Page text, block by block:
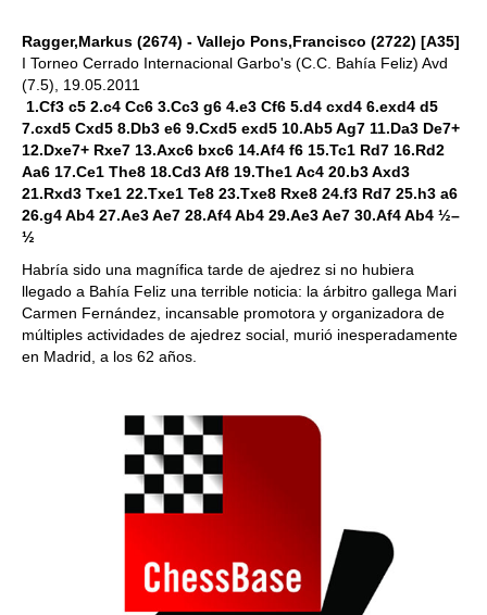
Ragger,Markus (2674) - Vallejo Pons,Francisco (2722) [A35]
I Torneo Cerrado Internacional Garbo's (C.C. Bahía Feliz) Avd
(7.5), 19.05.2011
1.Cf3 c5 2.c4 Cc6 3.Cc3 g6 4.e3 Cf6 5.d4 cxd4 6.exd4 d5
7.cxd5 Cxd5 8.Db3 e6 9.Cxd5 exd5 10.Ab5 Ag7 11.Da3 De7+
12.Dxe7+ Rxe7 13.Axc6 bxc6 14.Af4 f6 15.Tc1 Rd7 16.Rd2
Aa6 17.Ce1 The8 18.Cd3 Af8 19.The1 Ac4 20.b3 Axd3
21.Rxd3 Txe1 22.Txe1 Te8 23.Txe8 Rxe8 24.f3 Rd7 25.h3 a6
26.g4 Ab4 27.Ae3 Ae7 28.Af4 Ab4 29.Ae3 Ae7 30.Af4 Ab4 ½–
½
Habría sido una magnífica tarde de ajedrez si no hubiera
llegado a Bahía Feliz una terrible noticia: la árbitro gallega Mari
Carmen Fernández, incansable promotora y organizadora de
múltiples actividades de ajedrez social, murió inesperadamente
en Madrid, a los 62 años.